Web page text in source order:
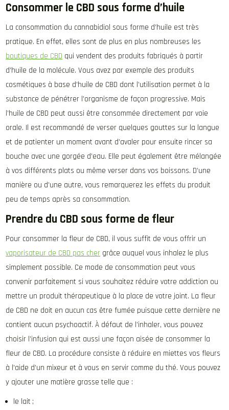
Consommer le CBD sous forme d’huile
La consommation du cannabidiol sous forme d’huile est très
pratique. En effet, elles sont de plus en plus nombreuses les
boutiques de CBD qui vendent des produits fabriqués à partir
d’huile de la molécule. Vous avez par exemple des produits
cosmétiques à base d’huile de CBD dont l’utilisation permet à la
substance de pénétrer l’organisme de façon progressive. Mais
l’huile de CBD peut aussi être consommée directement par voie
orale. Il est recommandé de verser quelques gouttes sur la langue
et de patienter un moment avant d’avaler pour ensuite rincer sa
bouche avec une gorgée d’eau. Elle peut également être mélangée
à vos différents plats ou même verser dans vos boissons. D’une
manière ou d’une autre, vous remarquerez les effets du produit
peu de temps après sa consommation.
Prendre du CBD sous forme de fleur
Pour consommer la fleur de CBD, il vous suffit de vous offrir un
vaporisateur de CBD pas cher grâce auquel vous inhalez le plus
simplement possible. Ce mode de consommation peut vous
convenir parfaitement si vous souhaitez réduire votre addiction ou
mettre un produit thérapeutique à la place de votre joint. La fleur
de CBD ne doit en aucun cas être fumée puisque cette dernière ne
contient aucun psychoactif. À défaut de l’inhaler, vous pouvez
choisir l’infusion qui est aussi une façon aisée de consommer la
fleur de CBD. La procédure consiste à réduire en miettes vos fleurs
à l’aide d’un mixeur et à vous en servir comme du thé. Vous pouvez
y ajouter une matière grasse telle que :
le lait ;